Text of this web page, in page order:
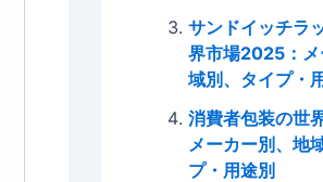
サンドイッチラ
界市場2025：
域別、タイプ・
消費者包装の世
メーカー別、地
プ・用途別